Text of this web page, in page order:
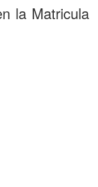
la Matricula